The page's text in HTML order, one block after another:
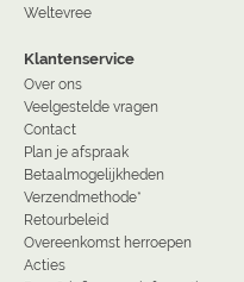
Weltevree
Klantenservice
Over ons
Veelgestelde vragen
Contact
Plan je afspraak
Betaalmogelijkheden
Verzendmethode*
Retourbeleid
Overeenkomst herroepen
Acties